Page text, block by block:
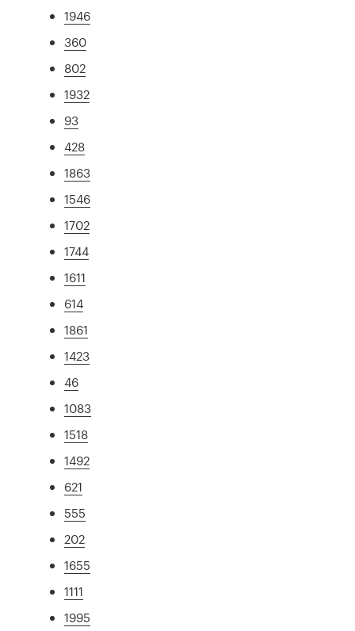
1946
360
802
1932
93
428
1863
1546
1702
1744
1611
614
1861
1423
46
1083
1518
1492
621
555
202
1655
1111
1995